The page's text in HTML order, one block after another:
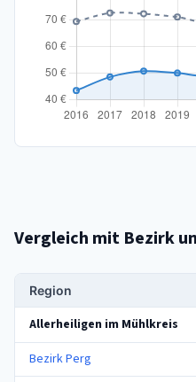
Vergleich mit Bezirk
Region
Allerheiligen im Mühlkreis
Bezirk Perg